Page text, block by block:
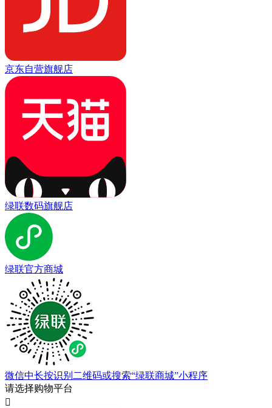
京东自营旗舰店
绿联数码旗舰店
绿联官方商城
微信中长按识别二维码或搜索“绿联商城”小程序
请选择购物平台
